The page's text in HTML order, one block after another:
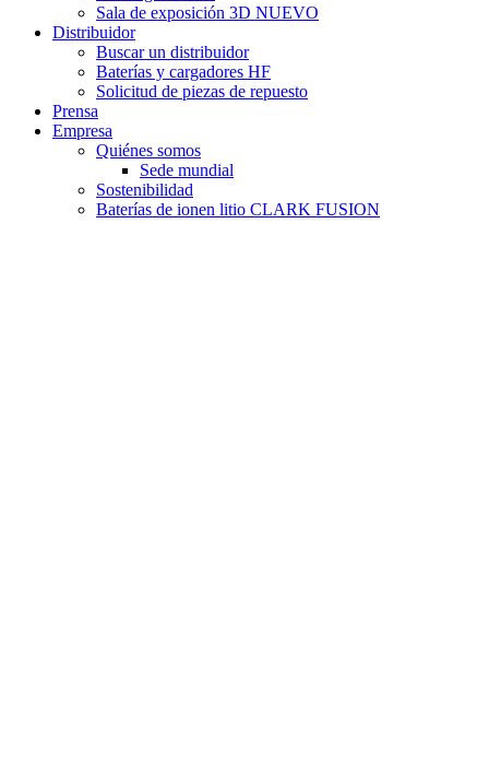
Sala de exposición 3D NUEVO
Distribuidor
Buscar un distribuidor
Baterías y cargadores HF
Solicitud de piezas de repuesto
Prensa
Empresa
Quiénes somos
Sede mundial
Sostenibilidad
Baterías de ionen litio CLARK FUSION